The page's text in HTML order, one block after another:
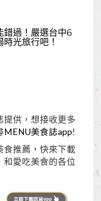
錯過！嚴選台中6
光旅行吧！
提供，想接收更多
MENU美食誌app!
食推薦，快來下載
和愛吃美食的各位